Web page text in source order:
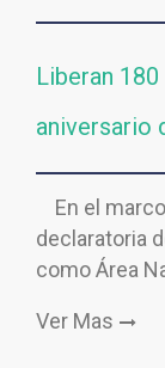
Liberan
aniversario
En el
declaratoria
como Área
Ver Mas